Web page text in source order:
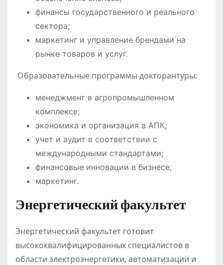
финансы государственного и реального
сектора;
маркетинг и управление брендами на
рынке товаров и услуг.
Образовательные программы докторантуры:
менеджмент в агропромышленном
комплексе;
экономика и организация в АПК;
учет и аудит в соответствии с
международными стандартами;
финансовые инновации в бизнесе;
маркетинг.
Энергетический факультет
Энергетический факультет готовит
высококвалифицированных специалистов в
области электроэнергетики, автоматизации и